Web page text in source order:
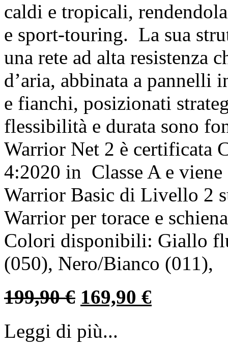
caldi e tropicali,
e sport-touring. La sua
una rete ad alta resistenza
d’aria, abbinata a pannelli
e fianchi, posizionati
flessibilità e durata sono
Warrior Net 2 è certificata
4:2020 in Classe A e
Warrior Basic di Livello 2
Warrior per torace e
Colori disponibili: Giallo
(050), Nero/Bianco (011),
199,90€ 169,90 €
Leggi di più...